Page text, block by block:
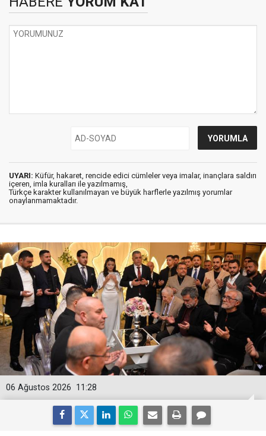
UYARI: Küfür, hakaret, rencide edici cümleler veya imalar, inançlara saldırı
içeren, imla kuralları ile yazılmamış,
Türkçe karakter kullanılmayan ve büyük harflerle yazılmış yorumlar
onaylanmamaktadır.
11:28
06 Ağustos 2026